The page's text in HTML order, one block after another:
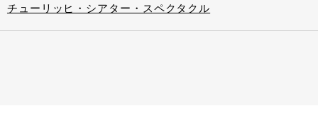
チューリッヒ・シアター・スペクタクル